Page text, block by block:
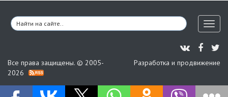
Все права защищены. © 2005-
2026
Разработка и продвижение